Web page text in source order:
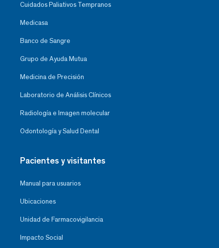
Cuidados Paliativos Tempranos
Medicasa
Banco de Sangre
Grupo de Ayuda Mutua
Medicina de Precisión
Laboratorio de Análisis Clínicos
Radiología e Imagen molecular
Odontología y Salud Dental
Pacientes y visitantes
Manual para usuarios
Ubicaciones
Unidad de Farmacovigilancia
Impacto Social